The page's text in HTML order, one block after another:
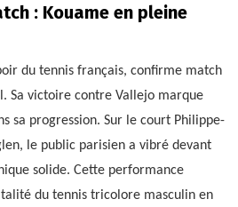
: Kouame en pleine
du tennis français, confirme match
Sa victoire contre Vallejo marque
sa progression. Sur le court Philippe-
le public parisien a vibré devant
solide. Cette performance
du tennis tricolore masculin en